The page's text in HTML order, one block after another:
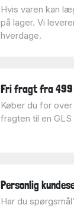
Hvis varen kan
på lager. Vi
hverdage.
Fri fragt fra 499
Køber du for
fragten til en
Personlig
Har du